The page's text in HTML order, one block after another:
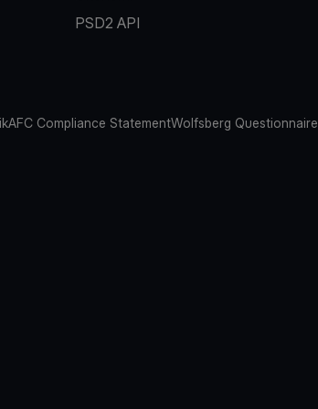
PSD2 API
AFC Compliance StatementWolfsberg Questionnaire